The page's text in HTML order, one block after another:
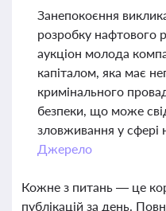
Занепокоєння
розробку нафтового
аукціон молода
капіталом, яка має
кримінального
безпеки, що може
зловживання у сфері
Джерело
Кожне з питань — це
публікацій за день.